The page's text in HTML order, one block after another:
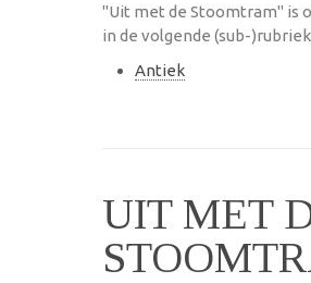
"Uit met de Stoomtram" is
in de volgende (sub-
Antiek
UIT MET